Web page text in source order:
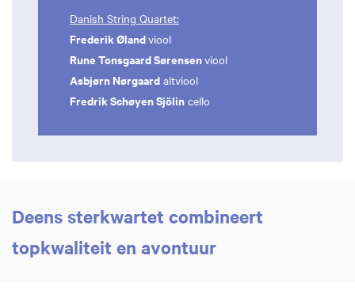
Danish String Quartet:
Frederik Ølandviool
Rune Tonsgaard Sørensenviool
Asbjørn Nørgaard altviool
Fredrik Schøyen Sjölin cello
Deens sterkwartet combineert
topkwaliteit en avontuur